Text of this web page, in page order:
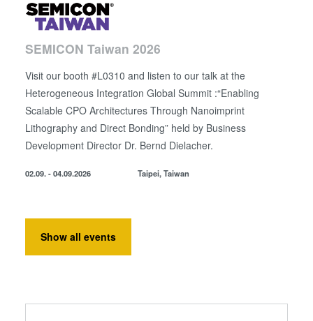
SEMICON Taiwan 2026
Visit our booth #L0310 and listen to our talk at the
Heterogeneous Integration Global Summit :“Enabling
Scalable CPO Architectures Through Nanoimprint
Lithography and Direct Bonding” held by Business
Development Director Dr. Bernd Dielacher.
02.09. - 04.09.2026 Taipei, Taiwan
Show all events